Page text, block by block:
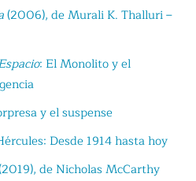
(2006), de Murali K. Thalluri –
: El Monolito y el
y el suspense
Desde 1914 hasta hoy
de Nicholas McCarthy